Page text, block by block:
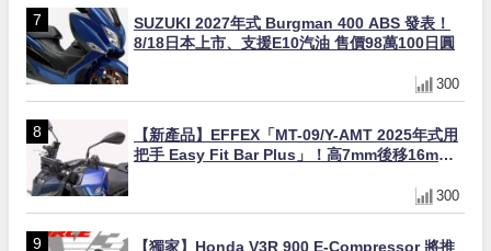
SUZUKI 2027年式 Burgman 400 ABS 發表！
8/18日本上市、支援E10汽油 售價98萬100日圓
300
【新產品】EFFEX「MT-09/Y-AMT 2025年式用
把手 Easy Fit Bar Plus」！高7mm後移16mm
300
【獨家】Honda V3R 900 E-Compressor 將推